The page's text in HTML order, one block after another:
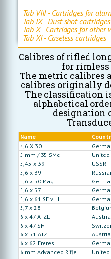
Tab VIII - Cartridges for
Tab IX - Dust shot cartridges
Tab X - Cartridges for other
Tab XI - Caseless cartridges
Calibres of rifled
for rimless
The metric calibres
calibres originally
The classification
alphabetical
designation
Name
4,6 X 30
5 mm / 35 SMc
5,45 x 39
USSR
5,6 x 39
5,6 x 50 Mag.
5,6 x 57
5,6 x 61 SE v. H.
5,7 x 28
6 x 47 ATZL
Austria
6 x 47 SM
6 x 51 ATZL
Austria
6 x 62 Freres
6 mm Advanced Rifle